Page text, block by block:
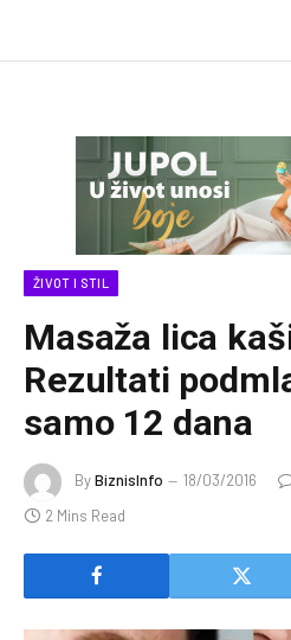
ŽIVOT I STIL
Masaža lica
Rezultati
samo 12 dana
ByBiznisInfo 18/03/2016
2 Mins Read